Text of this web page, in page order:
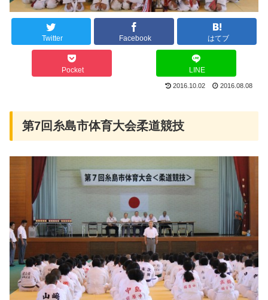
Twitter Facebook はてブ
Pocket LINE
2016.10.02 2016.08.08
第7回糸島市体育大会柔道競技